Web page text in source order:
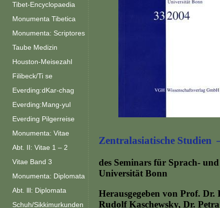
Tibet-Encyclopaedia
Monumenta Tibetica
Monumenta: Scriptores
Taube Medizin
Houston-Meisezahl
Filibeck/Ti se
Everding:dKar-chag
Everding:Mang-yul
Everding Pilgerreise
Monumenta: Vitae
Abt. II: Vitae 1 – 2
Vitae Band 3
Monumenta: Diplomata
Abt. lll: Diplomata
Schuh/Sikkimurkunden
Zentralasiatische Studien
des Seminars für Sprach-
Universität Bonn
Herausgegeben von Prof.
Rudolf Kaschewsky, Dr.